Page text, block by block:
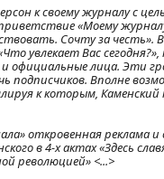
к своему журналу с
«Моему
Сочту за
увлекает Вас
официальные лица. Эти
подписчиков. Вполне
к которым, Каменский
откровенная реклама
в 4-х актах «Здесь
революцией» <...>